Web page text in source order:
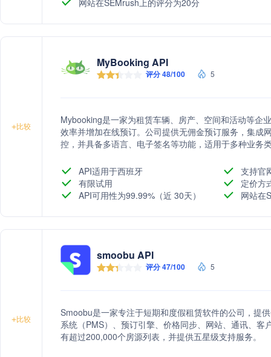
网站在SEMrush上的评分为20分
+比较
MyBooking API
评分 48/100 5
Mybooking是一家为租赁车辆、房产、空间和活动等企
效率并增加在线预订。公司提供无佣金预订服务，集成
控，并具备多语言、电子签名等功能，适用于多种业务
API适用于西班牙
支持官
有限试用
定价方
API可用性为99.99%（近 30天）
网站在
+比较
smoobu API
评分 47/100 5
Smoobu是一家专注于短期和度假租赁软件的公司，提
系统（PMS）、预订引擎、价格同步、网站、通讯、
有超过200,000个房源列表，并提供五星级支持服务。